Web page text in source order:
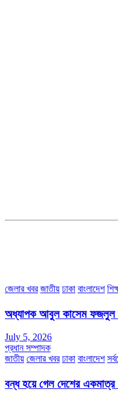
জেলার খবর জাতীয় ঢাকা বাংলাদেশ
অধ্যাপক আবুল কাসেম ফজলুল
July 5, 2026
প্রধান সম্পাদক
জাতীয় জেলার খবর ঢাকা বাংলাদেশ
বন্ধ হয়ে গেল দেশের একমাত্র